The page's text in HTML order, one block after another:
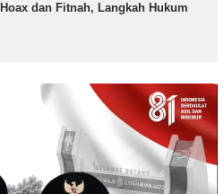
dan Fitnah, Langkah Hukum